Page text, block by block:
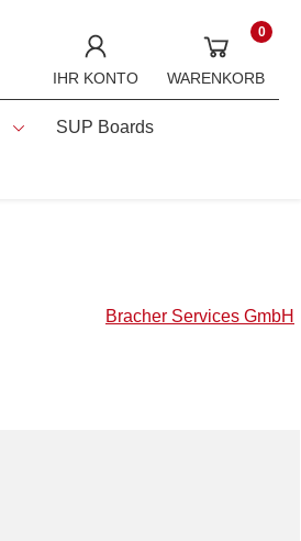
IHR KONTO
0
WARENKORB
SUP Boards
Bracher Services GmbH